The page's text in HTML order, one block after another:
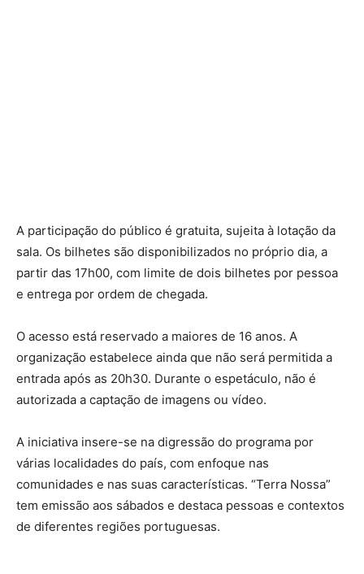
A participação do público é gratuita, sujeita à lotação da
sala. Os bilhetes são disponibilizados no próprio dia, a
partir das 17h00, com limite de dois bilhetes por pessoa
e entrega por ordem de chegada.
O acesso está reservado a maiores de 16 anos. A
organização estabelece ainda que não será permitida a
entrada após as 20h30. Durante o espetáculo, não é
autorizada a captação de imagens ou vídeo.
A iniciativa insere-se na digressão do programa por
várias localidades do país, com enfoque nas
comunidades e nas suas características. “Terra Nossa”
tem emissão aos sábados e destaca pessoas e contextos
de diferentes regiões portuguesas.